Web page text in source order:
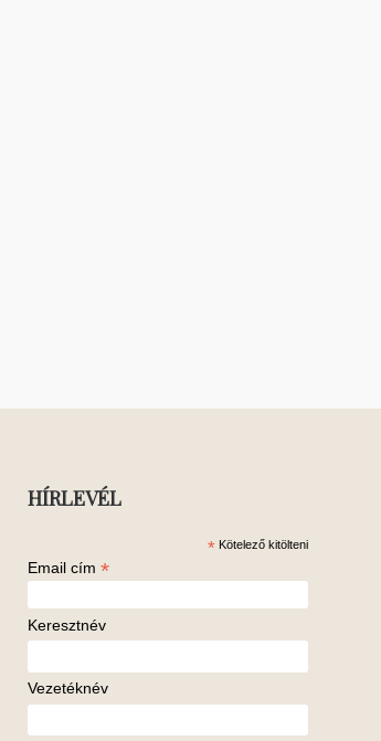
HÍRLEVÉL
* Kötelező kitölteni
Email cím *
Keresztnév
Vezetéknév